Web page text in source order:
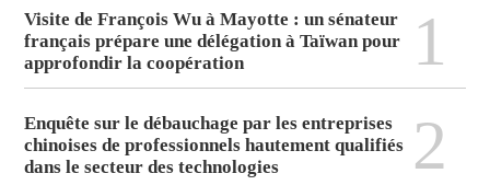
Visite de François Wu à Mayotte : un sénateur
français prépare une délégation à Taïwan pour
approfondir la coopération
1
Enquête sur le débauchage par les entreprises
chinoises de professionnels hautement qualifiés
dans le secteur des technologies
2